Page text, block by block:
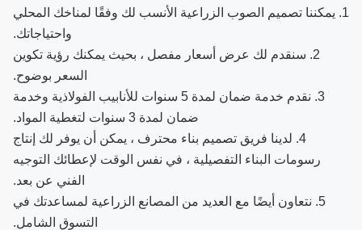
1. يمكننا تصميم الصوب الزراعية الأنسب لك وفقًا لمناخك المحلي
واحتياجاتك.
2. سنقدم لك عرض أسعار مفصل ، بحيث يمكنك رؤية تكوين
السعر بوضوح.
3. نقدم خدمة ضمان لمدة 5 سنوات للأنابيب الفولاذية وخدمة
ضمان لمدة 3 سنوات لتغطية المواد.
4. لدينا فريق تصميم بناء محترف ، يمكن أن يوفر لك إنتاج
رسومات البناء التفصيلية ، في نفس الوقت لإعطائك التوجيه
الفني عن بعد.
5. نتعاون أيضًا مع العديد من المصانع الزراعية لمساعدتك في
التسوق الشامل.